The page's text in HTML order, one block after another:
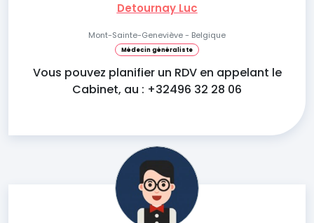
Detournay Luc
Mont-Sainte-Geneviève - Belgique
Médecin généraliste
Vous pouvez planifier un RDV en appelant le
Cabinet, au : +32496 32 28 06